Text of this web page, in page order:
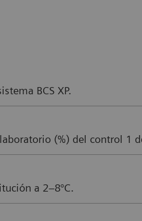
BCS XP.
(%) del control 1
a 2–8°C.